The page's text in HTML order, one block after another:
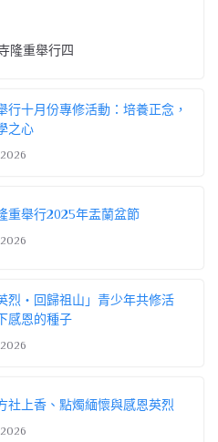
隆重舉行四
行十月份專修活動：培養正念，
之心
重舉行2025年盂蘭盆節
烈・回歸祖山」青少年共修活
感恩的種子
社上香、點燭緬懷與感恩英烈